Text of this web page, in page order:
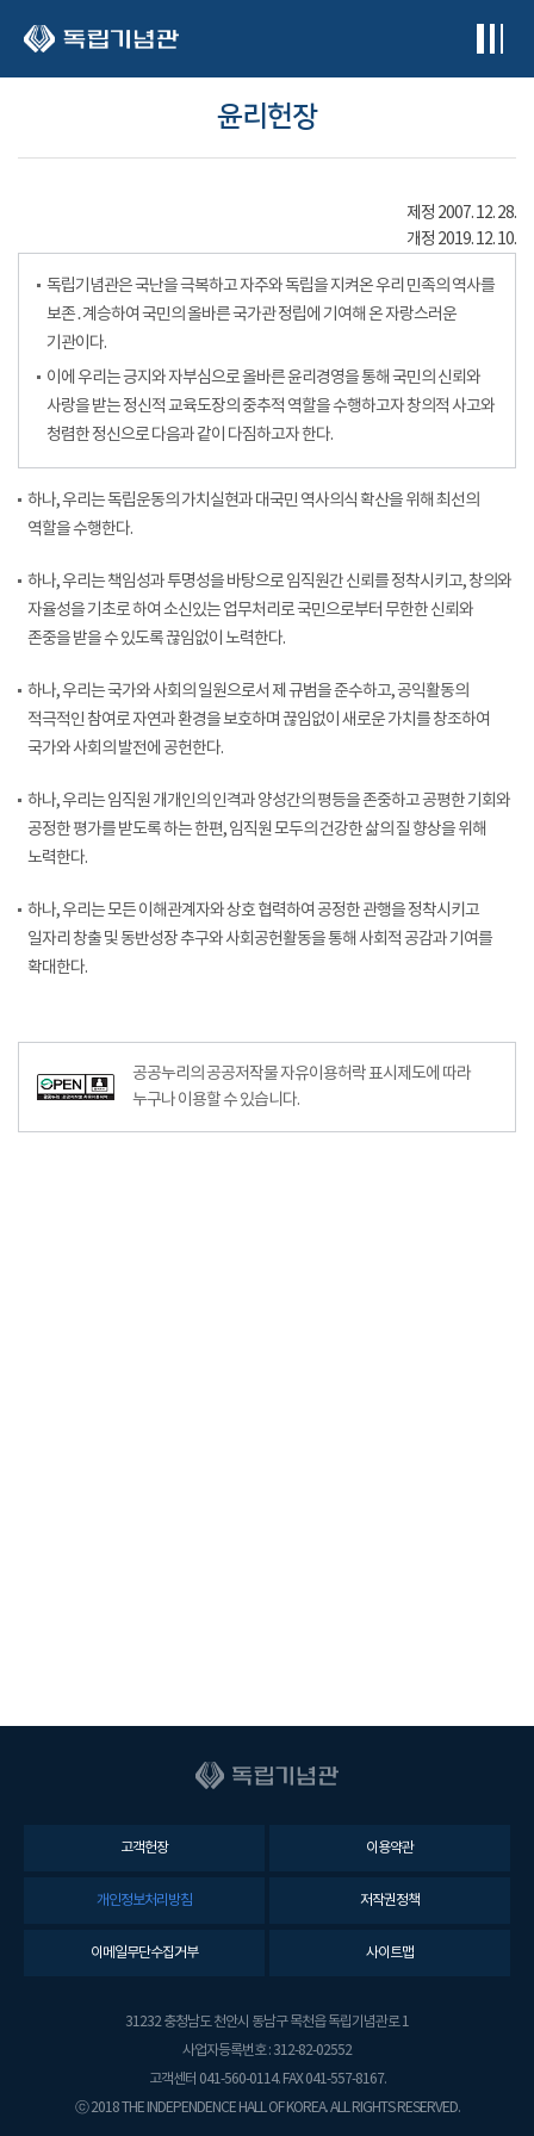
윤리헌장
제정 2007. 12. 28.
개정 2019. 12. 10.
독립기념관은 국난을 극복하고 자주와 독립을 지켜온 우리 민족의 역사를
보존․계승하여 국민의 올바른 국가관 정립에 기여해 온 자랑스러운
기관이다.
이에 우리는 긍지와 자부심으로 올바른 윤리경영을 통해 국민의 신뢰와
사랑을 받는 정신적 교육도장의 중추적 역할을 수행하고자 창의적 사고와
청렴한 정신으로 다음과 같이 다짐하고자 한다.
하나, 우리는 독립운동의 가치실현과 대국민 역사의식 확산을 위해 최선의
역할을 수행한다.
하나, 우리는 책임성과 투명성을 바탕으로 임직원간 신뢰를 정착시키고, 창의와
자율성을 기초로 하여 소신있는 업무처리로 국민으로부터 무한한 신뢰와
존중을 받을 수 있도록 끊임없이 노력한다.
하나, 우리는 국가와 사회의 일원으로서 제 규범을 준수하고, 공익활동의
적극적인 참여로 자연과 환경을 보호하며 끊임없이 새로운 가치를 창조하여
국가와 사회의 발전에 공헌한다.
하나, 우리는 임직원 개개인의 인격과 양성간의 평등을 존중하고 공평한 기회와
공정한 평가를 받도록 하는 한편, 임직원 모두의 건강한 삶의 질 향상을 위해
노력한다.
하나, 우리는 모든 이해관계자와 상호 협력하여 공정한 관행을 정착시키고
일자리 창출 및 동반성장 추구와 사회공헌활동을 통해 사회적 공감과 기여를
확대한다.
공공누리의 공공저작물 자유이용허락 표시제도에 따라
누구나 이용할 수 있습니다.
고객헌장 이용약관
개인정보처리방침 저작권정책
이메일무단수집거부 사이트맵
31232 충청남도 천안시 동남구 목천읍 독립기념관로 1
사업자등록번호 : 312-82-02552
고객센터 041-560-0114. FAX 041-557-8167.
ⓒ 2018 THE INDEPENDENCE HALL OF KOREA. ALL RIGHTS RESERVED.